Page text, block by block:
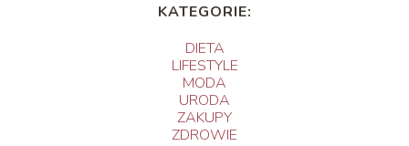
KATEGORIE:
DIETA
LIFESTYLE
MODA
URODA
ZAKUPY
ZDROWIE